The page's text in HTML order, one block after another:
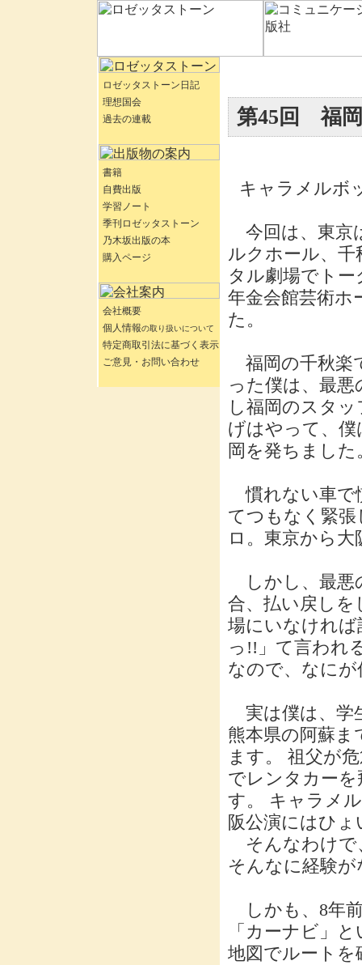
ロゼッタストーン日記
理想国会
過去の連載
書籍
自費出版
学習ノート
季刊ロゼッタストーン
乃木坂出版の本
購入ページ
会社概要
個人情報の取り扱いについて
特定商取引法に基づく表示
ご意見・お問い合わせ
第45回 福
キャラメルボ
今回は、東京
ルクホール、千
タル劇場でト
年金会館芸術ホ
た。
福岡の千秋楽
った僕は、最
し福岡のスタ
げはやって、
岡を発ちました
慣れない車で
てつもなく緊
ロ。東京から
しかし、最悪
合、払い戻し
場にいなけれ
っ!!」て言われ
なので、なに
実は僕は、学
熊本県の阿蘇
ます。 祖父が
でレンタカー
す。 キャラメ
阪公演にはひ
そんなわけで
そんなに経験
しかも、8年
「カーナビ」
地図でルート